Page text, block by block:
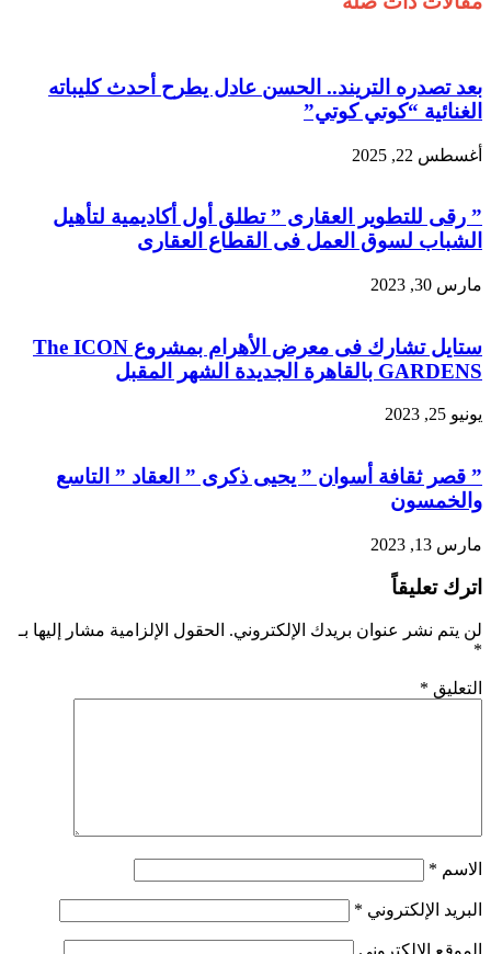
بعد تصدره التريند.. الحسن عادل يطرح أحدث كليباته
الغنائية “كوتي كوتي”
أغسطس 22, 2025
” رقى للتطوير العقارى ” تطلق أول أكاديمية لتأهيل
الشباب لسوق العمل فى القطاع العقارى
مارس 30, 2023
ستايل تشارك فى معرض الأهرام بمشروع The ICON
GARDENS بالقاهرة الجديدة الشهر المقبل
يونيو 25, 2023
” قصر ثقافة أسوان ” يحيى ذكرى ” العقاد ” التاسع
والخمسون
مارس 13, 2023
اترك تعليقاً
لن يتم نشر عنوان بريدك الإلكتروني. الحقول الإلزامية مشار إليها بـ
*
التعليق *
الاسم *
البريد الإلكتروني *